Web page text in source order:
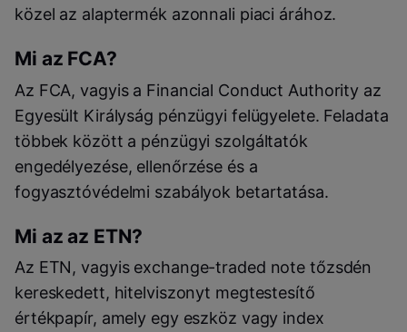
közel az alaptermék azonnali piaci árához.
Mi az FCA?
Az FCA, vagyis a Financial Conduct Authority az
Egyesült Királyság pénzügyi felügyelete. Feladata
többek között a pénzügyi szolgáltatók
engedélyezése, ellenőrzése és a
fogyasztóvédelmi szabályok betartatása.
Mi az az ETN?
Az ETN, vagyis exchange-traded note tőzsdén
kereskedett, hitelviszonyt megtestesítő
értékpapír, amely egy eszköz vagy index